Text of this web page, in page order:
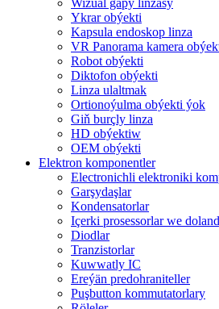
Ykrar obýekti
Kapsula endoskop linza
VR Panorama kamera
Robot obýekti
Diktofon obýekti
Linza ulaltmak
Ortionoýulma obýekti ýok
Giň burçly linza
HD obýektiw
OEM obýekti
Elektron komponentler
Electronichli elektroniki
Garşydaşlar
Kondensatorlar
Içerki prosessorlar we
Diodlar
Tranzistorlar
Kuwwatly IC
Ereýän predohraniteller
Puşbutton kommutatorlary